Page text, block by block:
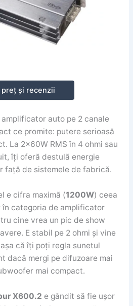
preț și recenzii
auto pe 2 canale
ce promite: putere serioasă
La 2x60W RMS în 4 ohmi sau
îți oferă destulă energie
față de sistemele de fabrică.
e cifra maximă (1200W) ceea
categoria de amplificator
cine vrea un pic de show
E stabil pe 2 ohmi și vine
că îți poți regla sunetul
dacă mergi pe difuzoare mai
mai compact.
X600.2 e gândit să fie ușor